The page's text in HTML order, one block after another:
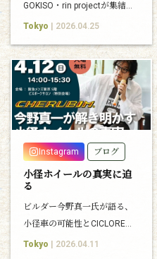
GOKISO・rin projectが集結。
試乗・物販・カフェも楽しめ
Tokyo | 2026.04.25
Instagram ブログ
小径ホイールの真実に迫
る
ビルダー今野真一氏が語る、
小径車の可能性とCICLORE
Around CHERUBIM誕生の背
Tokyo | 2026.04.11